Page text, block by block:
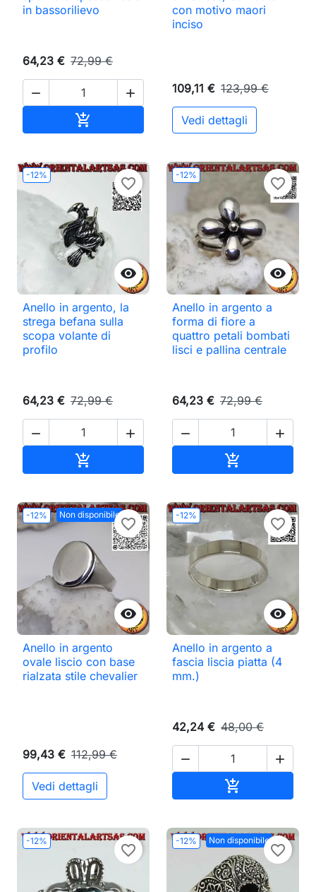
in bassorilievo
64,23 € 72,99 €
 
 Aggiungi al carrello
con motivo maori
inciso
109,11 € 123,99 €
Vedi dettagli
-12%

favorite_border
Anello in argento, la
strega befana sulla
scopa volante di
profilo
64,23 € 72,99 €
 

-12%

favorite_border
Anello in argento a
forma di fiore a
quattro petali bombati
lisci e pallina centrale
64,23 € 72,99 €
 

-12% Non disponibile

favorite_border
Anello in argento
ovale liscio con base
rialzata stile chevalier
99,43 € 112,99 €
Vedi dettagli
-12%

favorite_border
Anello in argento a
fascia liscia piatta (4
mm.)
42,24 € 48,00 €
 

-12%
favorite_border
-12% Non disponibile
favorite_border